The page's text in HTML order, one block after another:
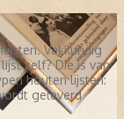
Vakkundig
zelf? Die is van
houten lijsten:
geleverd